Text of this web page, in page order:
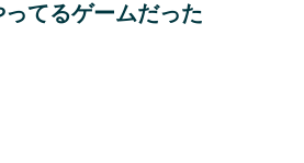
てるゲームだった